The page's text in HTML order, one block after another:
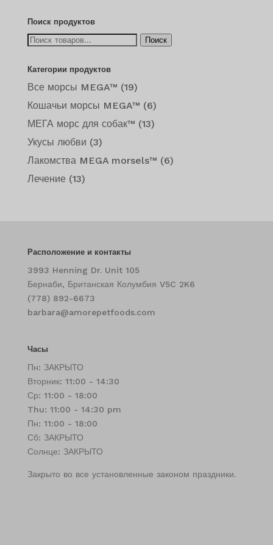
Поиск продуктов
Искать: Поиск
Категории продуктов
Все морсы MEGA™ (19)
Кошачьи морсы MEGA™ (6)
МЕГА морс для собак™ (13)
Укусы любви (3)
Лакомства MEGA morsels™ (6)
Лечение (13)
Расположение и контакты
3993 Henning Dr. Unit 105
Бернаби, Британская Колумбия V5C 2K6
(778) 892-6673
barbara@amorepetfoods.com
Часы
Пн: ЗАКРЫТО
Вторник: 11:00 - 14:30
Ср: 11:00 - 18:00
Thu: 11:00 - 14:30 pm
Пн: 11:00 - 18:00
Сб: ЗАКРЫТО
Солнце: ЗАКРЫТО
Закрыто во все установленные законом праздники.